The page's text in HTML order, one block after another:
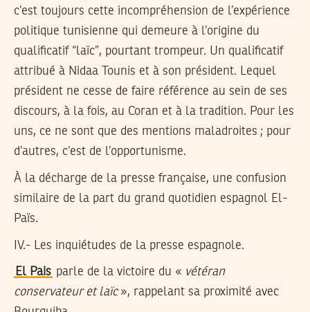
c’est toujours cette incompréhension de l’expérience
politique tunisienne qui demeure à l’origine du
qualificatif “laïc”, pourtant trompeur. Un qualificatif
attribué à Nidaa Tounis et à son président. Lequel
président ne cesse de faire référence au sein de ses
discours, à la fois, au Coran et à la tradition. Pour les
uns, ce ne sont que des mentions maladroites ; pour
d’autres, c’est de l’opportunisme.
À la décharge de la presse française, une confusion
similaire de la part du grand quotidien espagnol El-
Païs.
IV.- Les inquiétudes de la presse espagnole.
El Pais parle de la victoire du « vétéran
conservateur et laïc», rappelant sa proximité avec